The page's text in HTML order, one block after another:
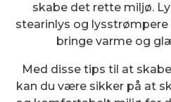
skabe det rette miljø.
stearinlys og
bringe varme og
Med disse tips til at
kan du være sikker på at